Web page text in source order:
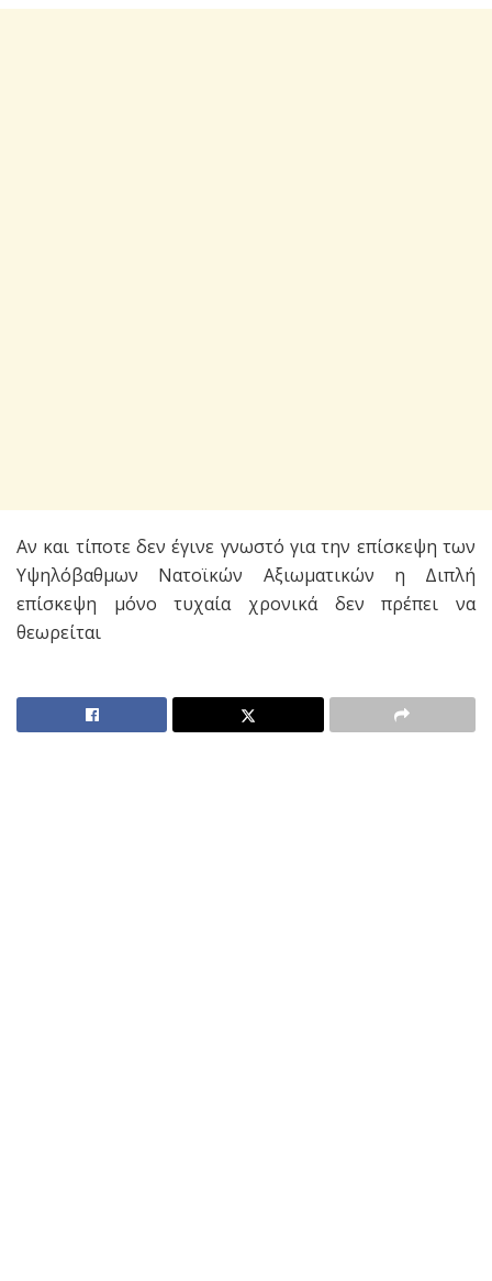
Αν και τίποτε δεν έγινε γνωστό για την επίσκεψη των
Υψηλόβαθμων Νατοϊκών Αξιωματικών η Διπλή
επίσκεψη μόνο τυχαία χρονικά δεν πρέπει να
θεωρείται